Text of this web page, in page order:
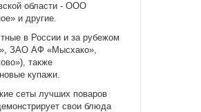
области - ООО
и другие.
в России и за рубежом
ЗАО АФ «Мысхако»,
также
купажи.
сеты лучших поваров
свои блюда